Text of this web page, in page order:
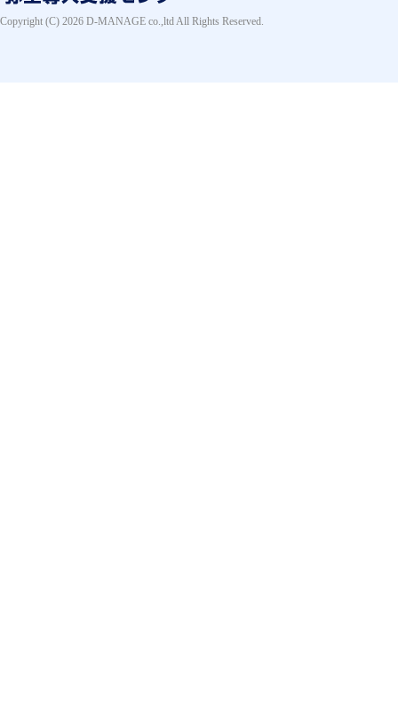
Copyright (C) 2026 D-MANAGE co.,ltd All Rights Reserved.